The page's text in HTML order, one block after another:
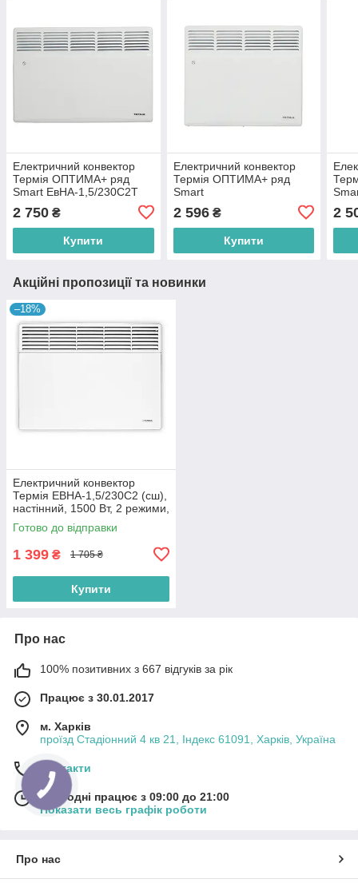
Електричний конвектор
Термія ОПТИМА+ ряд
Smart ЕвНА-1,5/230С2T
2 750 ₴
Купити
Електричний конвектор
Термія ОПТИМА+ ряд
Smart
WiFi
2 596₴
Купити
WiFi
2
Акційні пропозиції та новинки
–18%
Електричний конвектор
Термія ЕВНА-1,5/230С2 (сш),
настінний, 1500 Вт, 2 режими,
гарантія 5 років
Готово до відправки
1 399 ₴ 1 705 ₴
Купити
Про нас
100% позитивних з 667 відгуків за рік
Працює з 30.01.2017
м. Харків
проїзд Стадіонний 4 кв 21, Індекс 61091, Харків, Україна
Контакти
Сьогодні працює з 09:00 до 21:00
Показати весь графік роботи
Про нас